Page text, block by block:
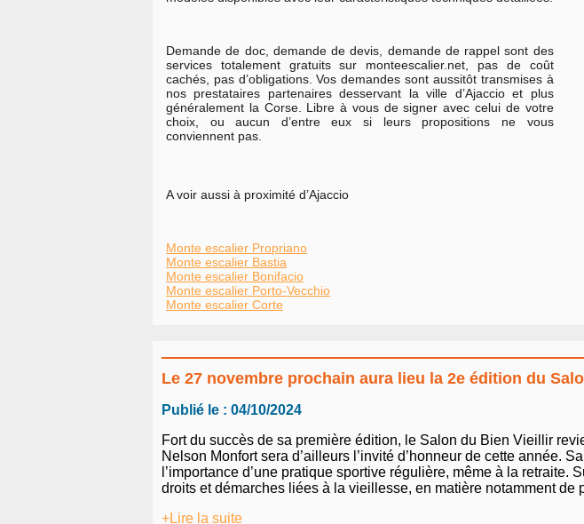
Demande de doc, demande de devis, demande de rappel sont des
services totalement gratuits sur monteescalier.net, pas de coût
cachés, pas d’obligations. Vos demandes sont aussitôt transmises à
nos prestataires partenaires desservant la ville d’Ajaccio et plus
généralement la Corse. Libre à vous de signer avec celui de votre
choix, ou aucun d’entre eux si leurs propositions ne vous
conviennent pas.
A voir aussi à proximité d’Ajaccio
Monte escalier Propriano
Monte escalier Bastia
Monte escalier Bonifacio
Monte escalier Porto-Vecchio
Monte escalier Corte
Le 27 novembre prochain aura lieu la 2e édition du
Publié le : 04/10/2024
Fort du succès de sa première édition, le Salon du Bien Vieillir
Nelson Monfort sera d’ailleurs l’invité d’honneur de cette année.
l’importance d’une pratique sportive régulière, même à la
droits et démarches liées à la vieillesse, en matière notamment de
+Lire la suite